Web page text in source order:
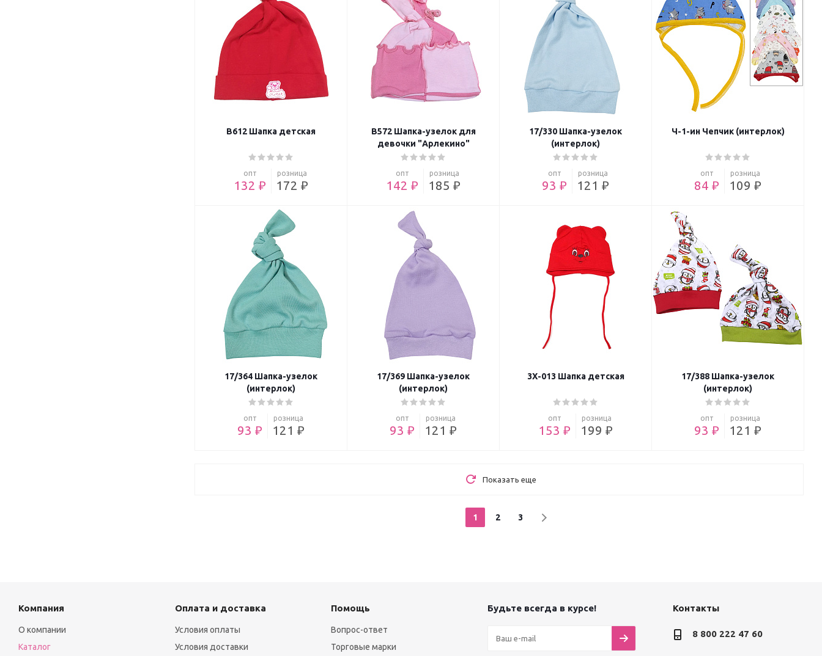
В612 Шапка детская
опт
132 ₽
розница
172 ₽
В572 Шапка-узелок для
девочки "Арлекино"
опт
142 ₽
розница
185 ₽
17/330 Шапка-узелок
(интерлок)
опт
93 ₽
розница
121 ₽
Ч-1-ин Чепчик (интерлок)
опт
84 ₽
розница
109 ₽
17/364 Шапка-узелок
(интерлок)
опт
93 ₽
розница
121 ₽
17/369 Шапка-узелок
(интерлок)
опт
93 ₽
розница
121 ₽
3Х-013 Шапка детская
опт
153 ₽
розница
199 ₽
17/388 Шапка-узелок
(интерлок)
опт
93 ₽
розница
121 ₽
Показать еще
1 2 3
Компания
О компании
Каталог
Оплата и доставка
Условия оплаты
Условия доставки
Помощь
Вопрос-ответ
Торговые марки
Будьте всегда в курсе! Контакты
8 800 222 47 60